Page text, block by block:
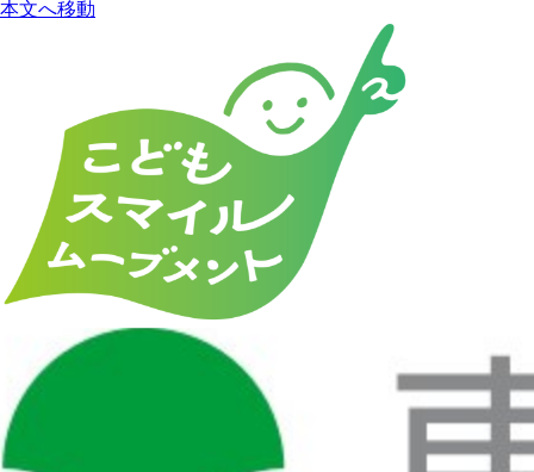
本文へ移動